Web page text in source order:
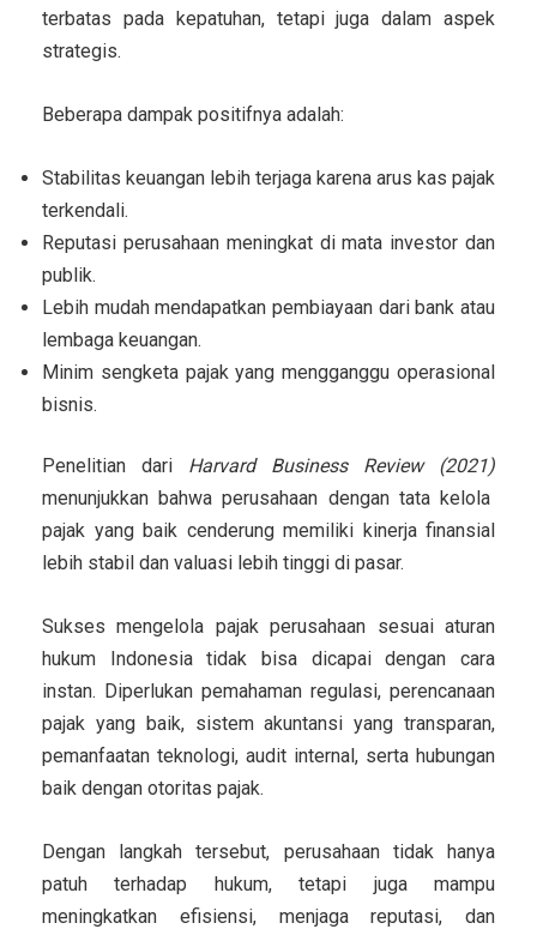
terbatas pada kepatuhan, tetapi juga dalam aspek
strategis.
Beberapa dampak positifnya adalah:
Stabilitas keuangan lebih terjaga karena arus kas pajak
terkendali.
Reputasi perusahaan meningkatdi mata investor dan
publik.
Lebih mudah mendapatkan pembiayaan dari bank atau
lembaga keuangan.
Minim sengketa pajakyang mengganggu operasional
bisnis.
Penelitian dari Harvard Business Review (2021)
menunjukkan bahwa perusahaan dengan tata kelola
pajak yang baik cenderung memiliki kinerja finansial
lebih stabil dan valuasi lebih tinggi di pasar.
Sukses mengelola pajak perusahaan sesuai aturan
hukum Indonesia tidak bisa dicapai dengan cara
instan. Diperlukan pemahaman regulasi, perencanaan
pajak yang baik, sistem akuntansi yang transparan,
pemanfaatan teknologi, audit internal, serta hubungan
baik dengan otoritas pajak.
Dengan langkah tersebut, perusahaan tidak hanya
patuh terhadap hukum, tetapi juga mampu
meningkatkan efisiensi, menjaga reputasi, dan